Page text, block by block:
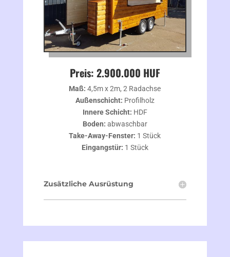
Preis: 2.900.000 HUF
Maß: 4,5m x 2m, 2 Radachse
Außenschicht: Profilholz
Innere Schicht: HDF
Boden: abwaschbar
Take-Away-Fenster: 1 Stück
Eingangstür: 1 Stück
Zusätzliche Ausrüstung